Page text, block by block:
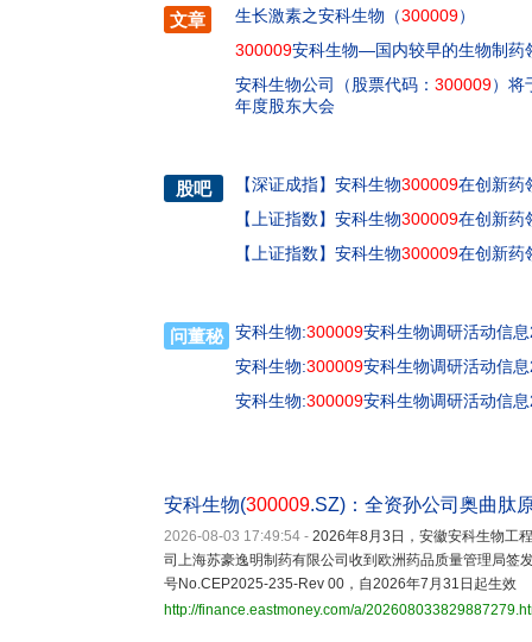
文章 生长激素之安科生物（300009）
300009安科生物—国内较早的生物制药
安科生物公司（股票代码： 300009）将
年度股东大会
股吧 【深证成指】 安科生物300009在创新药
【 上证指数】 安科生物300009在创新药
【 上证指数】 安科生物300009在创新药
问董秘 安科生物:300009安科生物调研活动信
安科生物:300009安科生物调研活动信
安科生物:300009安科生物调研活动信
安科生物(300009.SZ)：全资孙公司奥曲肽
2026-08-03 17:49:54 - 2026年8月3日，安徽安科生物工
司上海苏豪逸明制药有限公司收到欧洲药品质量管理局签
号No.CEP2025-235-Rev 00，自2026年7月31日起生效
http://finance.eastmoney.com/a/